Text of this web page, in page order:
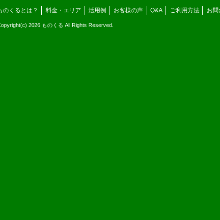
のくるとは？ 料金・エリア 活用例 お客様の声 Q&A ご利用方法 お問
2026 ものくる All Rights Reserved.